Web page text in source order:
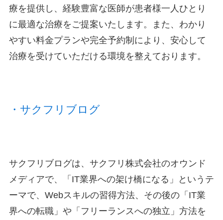
療を提供し、経験豊富な医師が患者様一人ひとり
に最適な治療をご提案いたします。また、わかり
やすい料金プランや完全予約制により、安心して
治療を受けていただける環境を整えております。
・サクフリブログ
サクフリブログは、サクフリ株式会社のオウンド
メディアで、「IT業界への架け橋になる」というテ
ーマで、Webスキルの習得方法、その後の「IT業
界への転職」や「フリーランスへの独立」方法を